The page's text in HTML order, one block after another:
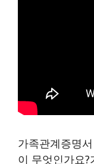
가족관계증명
이 무엇인가요